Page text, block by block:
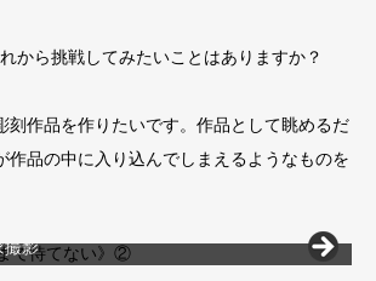
から挑戦してみたいことはありますか？
刻作品を作りたいです。作品として眺めるだ
作品の中に入り込んでしまえるようなものを
影